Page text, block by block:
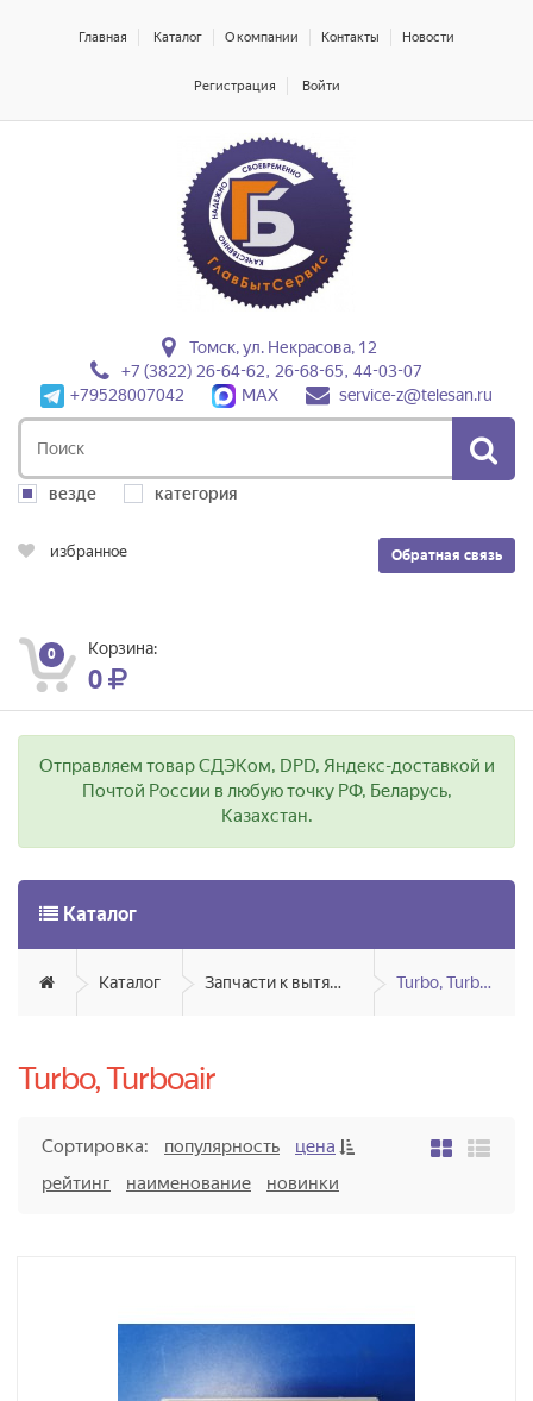
Главная Каталог О компании Контакты Новости
Регистрация Войти
Томск, ул. Некрасова, 12
+7 (3822) 26-64-62, 26-68-65, 44-03-07
+79528007042
MAX service-z@telesan.ru
везде категория
Обратная связь
избранное
0 Корзина:
0
Отправляем товар СДЭКом, DPD, Яндекс-доставкой и
Почтой России в любую точку РФ, Беларусь,
Казахстан.
Каталог
Каталог Запчасти к вытяжкам Turbo, Turboair
Turbo, Turboair
Сортировка: популярность
цена
рейтинг
наименование новинки